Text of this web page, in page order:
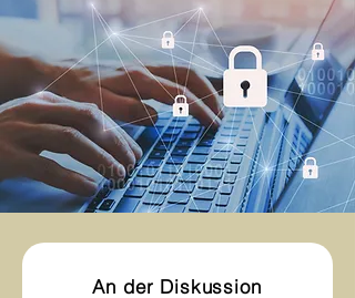
An der Diskussion